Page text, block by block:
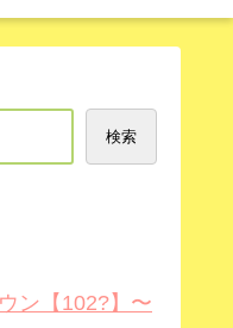
検索
ン【102?】〜